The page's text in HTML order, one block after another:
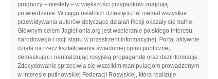
prognozy – niestety – w większości przypadków znajdują
potwierdzenie. W ciągu ostatnich dziesięciu lat niemal wszystkie
przewidywania autorów dotyczące działań Rosji okazały się trafne.
Głównym celem Jagiellonia.org jest wspieranie polskiego interesu
narodowego i racji stanu w przestrzeni informacyjnej. Portal aktywnie
działa na rzecz kształtowania świadomej opinii publicznej,
demaskując i neutralizując rosyjską propagandę oraz dezinformację.
Zdecydowanie sprzeciwia się wszelkim manipulacjom prowadzonym
w interesie putinowskiej Federacji Rosyjskiej, która realizuje